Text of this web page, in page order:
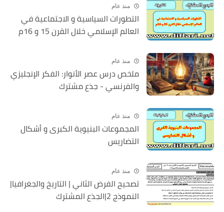
منذ عام
التطورات السياسية و الاجتماعية في
العالم الإسلامي خلال القرن 15 و 16م
منذ عام
ملخص درس عصر الأنوار: الفكر الإنجليزي
والفرنسي - جذع مشترك
منذ عام
المجموعات البنيوية الكبرى و أشكال
التضاريس
منذ عام
تصحيح الفرض الثاني | التاريخ والجغرافيا|
النموذج 2|الجذع المشترك